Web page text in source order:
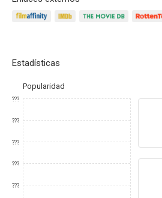
Estadísticas
Popularidad
???
???
???
???
???